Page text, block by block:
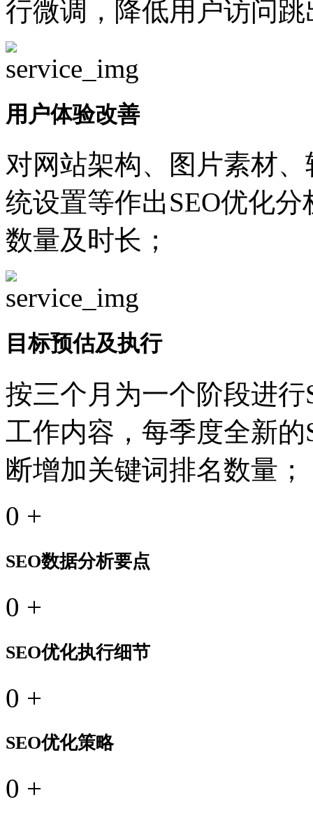
行微调，降低用户访问
用户体验改善
对网站架构、图片素材
统设置等作出SEO优化
数量及时长；
目标预估及执行
按三个月为一个阶段进
工作内容，每季度全新
断增加关键词排名数量；
0 +
SEO数据分析要点
0 +
SEO优化执行细节
0 +
SEO优化策略
0 +